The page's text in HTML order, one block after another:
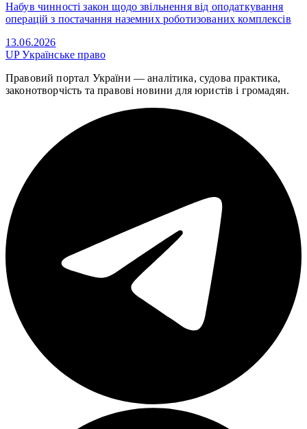
Набув чинності закон щодо звільнення від оподаткування
операцій з постачання наземних роботизованих комплексів
13.06.2026
UPУкраїнське право
Правовий портал України — аналітика, судова практика,
законотворчість та правові новини для юристів і громадян.